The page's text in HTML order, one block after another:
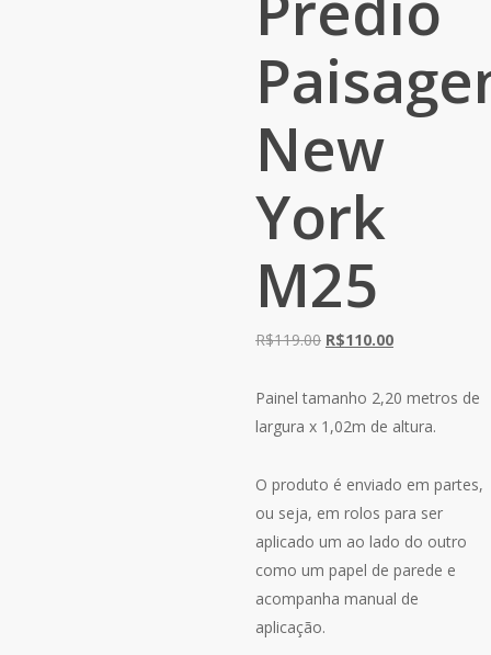
New
York
M25
R$119.00 O
original
era:
R$110.00O
atual
é:
Painel tamanho 2,20 metros de
largura x 1,02m de altura.
O produto é enviado em partes,
ou seja, em rolos para ser
aplicado um ao lado do outro
como um papel de parede e
acompanha manual de
aplicação.